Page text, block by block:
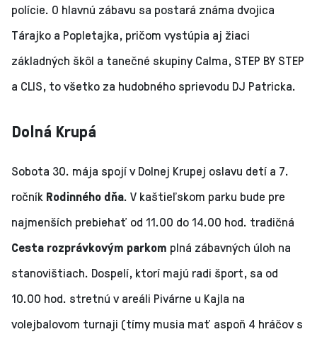
polície. O hlavnú zábavu sa postará známa dvojica
Tárajko a Popletajka, pričom vystúpia aj žiaci
základných škôl a tanečné skupiny Calma, STEP BY STEP
a CLIS, to všetko za hudobného sprievodu DJ Patricka.
Dolná Krupá
Sobota 30. mája spojí v Dolnej Krupej oslavu detí a 7.
ročník Rodinného dňa. V kaštieľskom parku bude pre
najmenších prebiehať od 11.00 do 14.00 hod. tradičná
Cesta rozprávkovým parkom plná zábavných úloh na
stanovištiach. Dospelí, ktorí majú radi šport, sa od
10.00 hod. stretnú v areáli Pivárne u Kajla na
volejbalovom turnaji (tímy musia mať aspoň 4 hráčov s